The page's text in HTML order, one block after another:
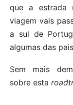
que a estrada
viagem vais
a sul de
algumas das
Sem mais
sobre esta